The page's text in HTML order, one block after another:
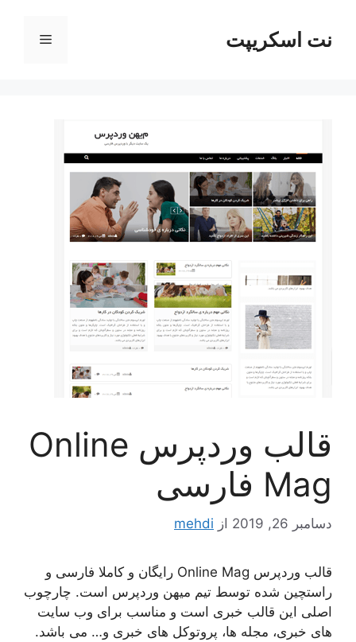
محتوانت اسکریپت فهرست
قالب وردپرس Online
Mag فارسی
دسامبر 26, 2019 از mehdi
قالب وردپرس Online Mag رایگان و کاملا فارسی و
راستچین شده توسط تیم میهن وردپرس است. چارچوب
اصلی این قالب خبری است و مناسب برای وب سایت
های خبری، مجله ها، پروتوکل های خبری و… می باشد.